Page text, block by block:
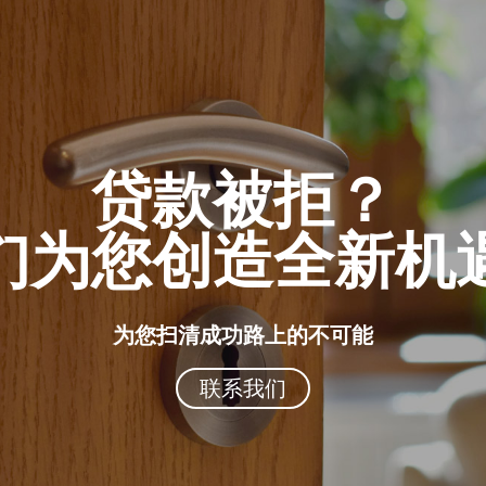
贷款被拒？
为您创造全新机
为您扫清成功路上的不可能
联系我们